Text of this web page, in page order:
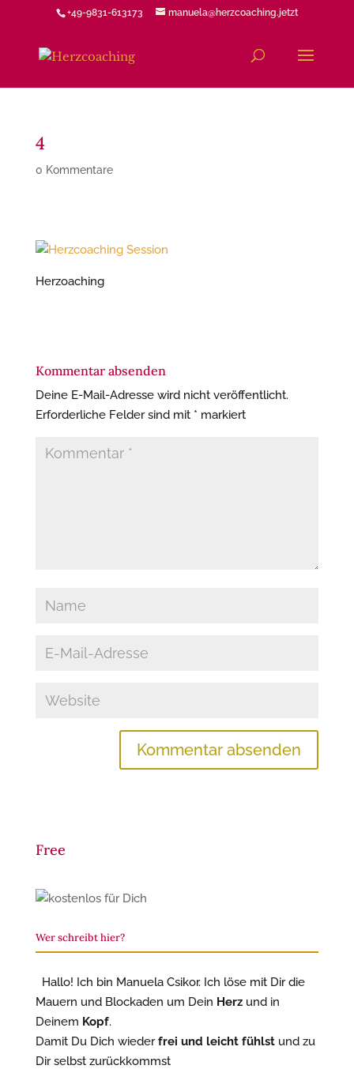
+49-9831-613173 manuela@herzcoaching.jetzt
4
0 Kommentare
Herzoaching
Kommentar absenden
Deine E-Mail-Adresse wird nicht veröffentlicht.
Erforderliche Felder sind mit * markiert
Free
Wer schreibt hier?
Hallo! Ich bin Manuela Csikor. Ich löse mit Dir die
Mauern und Blockaden um Dein Herzund in
Deinem Kopf.
Damit Du Dich wiederfrei und leicht fühlstund zu
Dir selbst zurückkommst